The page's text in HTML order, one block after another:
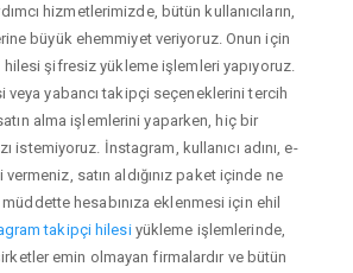
hizmetlerimizde, bütün kullanıcıların,
büyük ehemmiyet veriyoruz. Onun için
şifresiz yükleme işlemleri yapıyoruz.
veya yabancı takipçi seçeneklerini tercih
alma işlemlerini yaparken, hiç bir
istemiyoruz. İnstagram, kullanıcı adını, e-
satın aldığınız paket içinde ne
hesabınıza eklenmesi için ehil
takipçi hilesiyükleme işlemlerinde,
emin olmayan firmalardır ve bütün